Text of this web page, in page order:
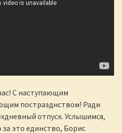
С наступающим
постразднством! Ради
отпуск. Услышимся,
это единство, Борис